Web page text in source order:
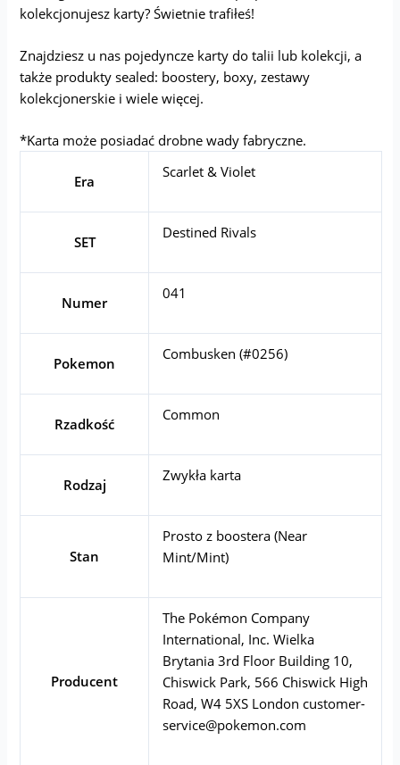
kolekcjonujesz karty? Świetnie trafiłeś!
Znajdziesz u nas pojedyncze karty do talii lub kolekcji, a
także produkty sealed: boostery, boxy, zestawy
kolekcjonerskie i wiele więcej.
*Karta może posiadać drobne wady fabryczne.
Era
Scarlet & Violet
SET
Destined Rivals
Numer
041
Pokemon
Combusken (#0256)
Rzadkość
Common
Rodzaj
Zwykła karta
Stan
Prosto z boostera (Near
Mint/Mint)
Producent
The Pokémon Company
International, Inc. Wielka
Brytania 3rd Floor Building 10,
Chiswick Park, 566 Chiswick High
Road, W4 5XS London customer-
service@pokemon.com